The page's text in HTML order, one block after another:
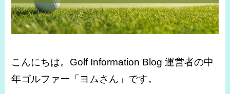
こんにちは。Golf Information Blog 運営者の中
年ゴルファー「ヨムさん」です。